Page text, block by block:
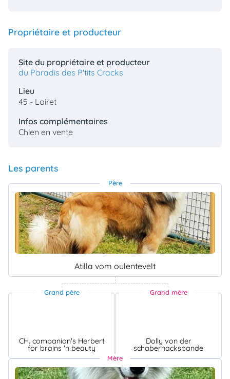
Propriétaire et producteur
Site du propriétaire et producteur
du Paradis des P'tits Cracks
Lieu
45 - Loiret
Infos complémentaires
Chien en vente
Les parents
Père
Atilla vom oulentevelt
Grand père
CH. companion's Herbert
for brains 'n beauty
Grand mère
Dolly von der
schabernacksbande
Mère